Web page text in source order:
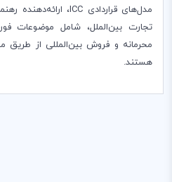
مدل‌های قراردادی ICC، ارائه‌دهنده
تجارت بین‌الملل، شامل موضوعات
هستند.